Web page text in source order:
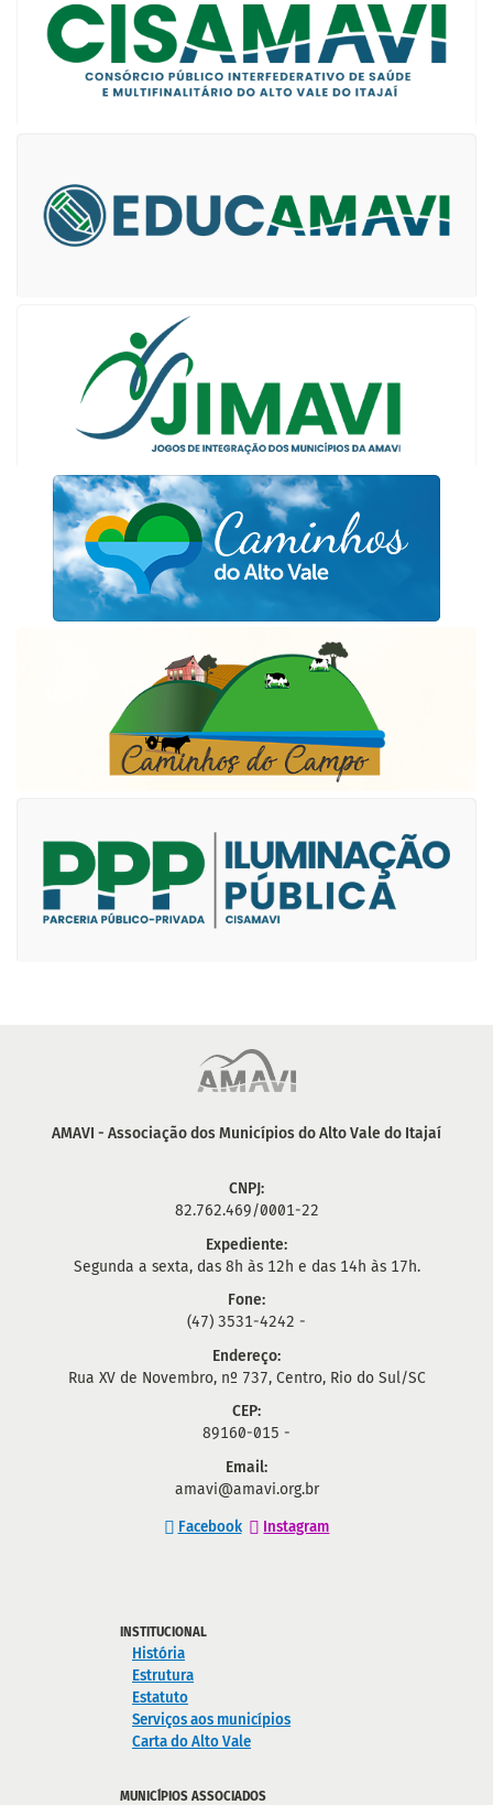
AMAVI - Associação dos Municípios do Alto Vale do Itajaí
CNPJ:
82.762.469/0001-22
Expediente:
Segunda a sexta, das 8h às 12h e das 14h às 17h.
Fone:
(47) 3531-4242 -
Endereço:
Rua XV de Novembro, nº 737, Centro, Rio do Sul/SC
CEP:
89160-015 -
Email:
amavi@amavi.org.br
Facebook Instagram
INSTITUCIONAL
História
Estrutura
Estatuto
Serviços aos municípios
Carta do Alto Vale
MUNICÍPIOS ASSOCIADOS